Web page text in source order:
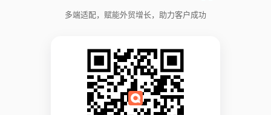
多端适配，赋能外贸增长，助力客户成功